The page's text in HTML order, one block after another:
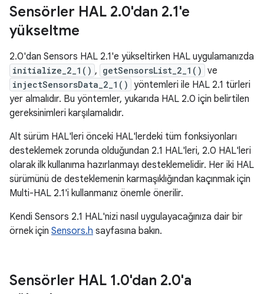
Sensörler HAL 2.0'dan 2.1'e
yükseltme
2.0'dan Sensors HAL 2.1'e yükseltirken HAL uygulamanızda
initialize_2_1() , getSensorsList_2_1() ve
injectSensorsData_2_1() yöntemleri ile HAL 2.1 türleri
yer almalıdır. Bu yöntemler, yukarıda HAL 2.0 için belirtilen
gereksinimleri karşılamalıdır.
Alt sürüm HAL'leri önceki HAL'lerdeki tüm fonksiyonları
desteklemek zorunda olduğundan 2.1 HAL'leri, 2.0 HAL'leri
olarak ilk kullanıma hazırlanmayı desteklemelidir. Her iki HAL
sürümünü de desteklemenin karmaşıklığından kaçınmak için
Multi-HAL 2.1'i kullanmanız önemle önerilir.
Kendi Sensors 2.1 HAL'nizi nasıl uygulayacağınıza dair bir
örnek için Sensors.h sayfasına bakın.
Sensörler HAL 1.0'dan 2.0'a